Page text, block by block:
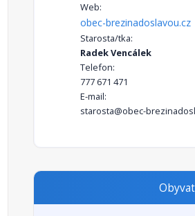
Web:
obec-brezinadoslavou.cz
Starosta/tka:
Radek Vencálek
Telefon:
777 671 471
E-mail:
starosta@obec-